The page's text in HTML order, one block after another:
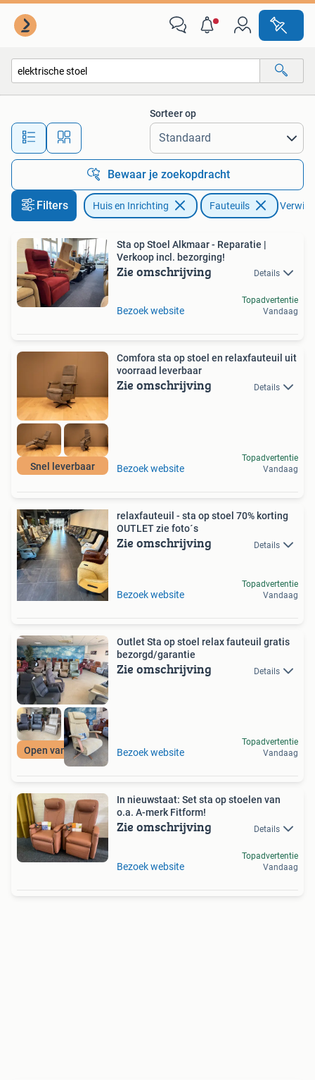
Alle afstanden…
Sorteer op
Bewaar je zoekopdracht
Filters Huis en Inrichting Fauteuils
Sta op Stoel Alkmaar - Reparatie |
Verkoop incl. bezorging!
Zie omschrijving Details
Bezoek website
Topadvertentie
Vandaag
Snel leverbaar
Comfora sta op stoel en relaxfauteuil uit
voorraad leverbaar
Zie omschrijving Details
Bezoek website
Topadvertentie
Vandaag
relaxfauteuil - sta op stoel 70% korting
OUTLET zie foto´s
Zie omschrijving Details
Bezoek website
Topadvertentie
Vandaag
Open van 11 tot 4
Outlet Sta op stoel relax fauteuil gratis
bezorgd/garantie
Zie omschrijving Details
Bezoek website
Topadvertentie
Vandaag
In nieuwstaat: Set sta op stoelen van
o.a. A-merk Fitform!
Zie omschrijving Details
Bezoek website
Topadvertentie
Vandaag